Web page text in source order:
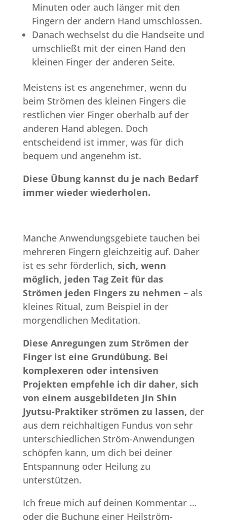
Minuten oder auch länger mit den
Fingern der andern Hand umschlossen.
Danach wechselst du die Handseite und
umschließt mit der einen Hand den
kleinen Finger der anderen Seite.
Meistens ist es angenehmer, wenn du
beim Strömen des kleinen Fingers die
restlichen vier Finger oberhalb auf der
anderen Hand ablegen. Doch
entscheidend ist immer, was für dich
bequem und angenehm ist.
Diese Übung kannst du je nach Bedarf
immer wieder wiederholen.
Manche Anwendungsgebiete tauchen bei
mehreren Fingern gleichzeitig auf. Daher
ist es sehr förderlich, sich, wenn
möglich, jeden Tag Zeit für das
Strömen jeden Fingers zu nehmen –als
kleines Ritual, zum Beispiel in der
morgendlichen Meditation.
Diese Anregungen zum Strömen der
Finger ist eine Grundübung. Bei
komplexeren oder intensiven
Projekten empfehle ich dir daher, sich
von einem ausgebildeten Jin Shin
Jyutsu-Praktiker strömen zu lassen, der
aus dem reichhaltigen Fundus von sehr
unterschiedlichen Ström-Anwendungen
schöpfen kann, um dich bei deiner
Entspannung oder Heilung zu
unterstützen.
Ich freue mich auf deinen Kommentar …
oder die Buchung einer Heilström-